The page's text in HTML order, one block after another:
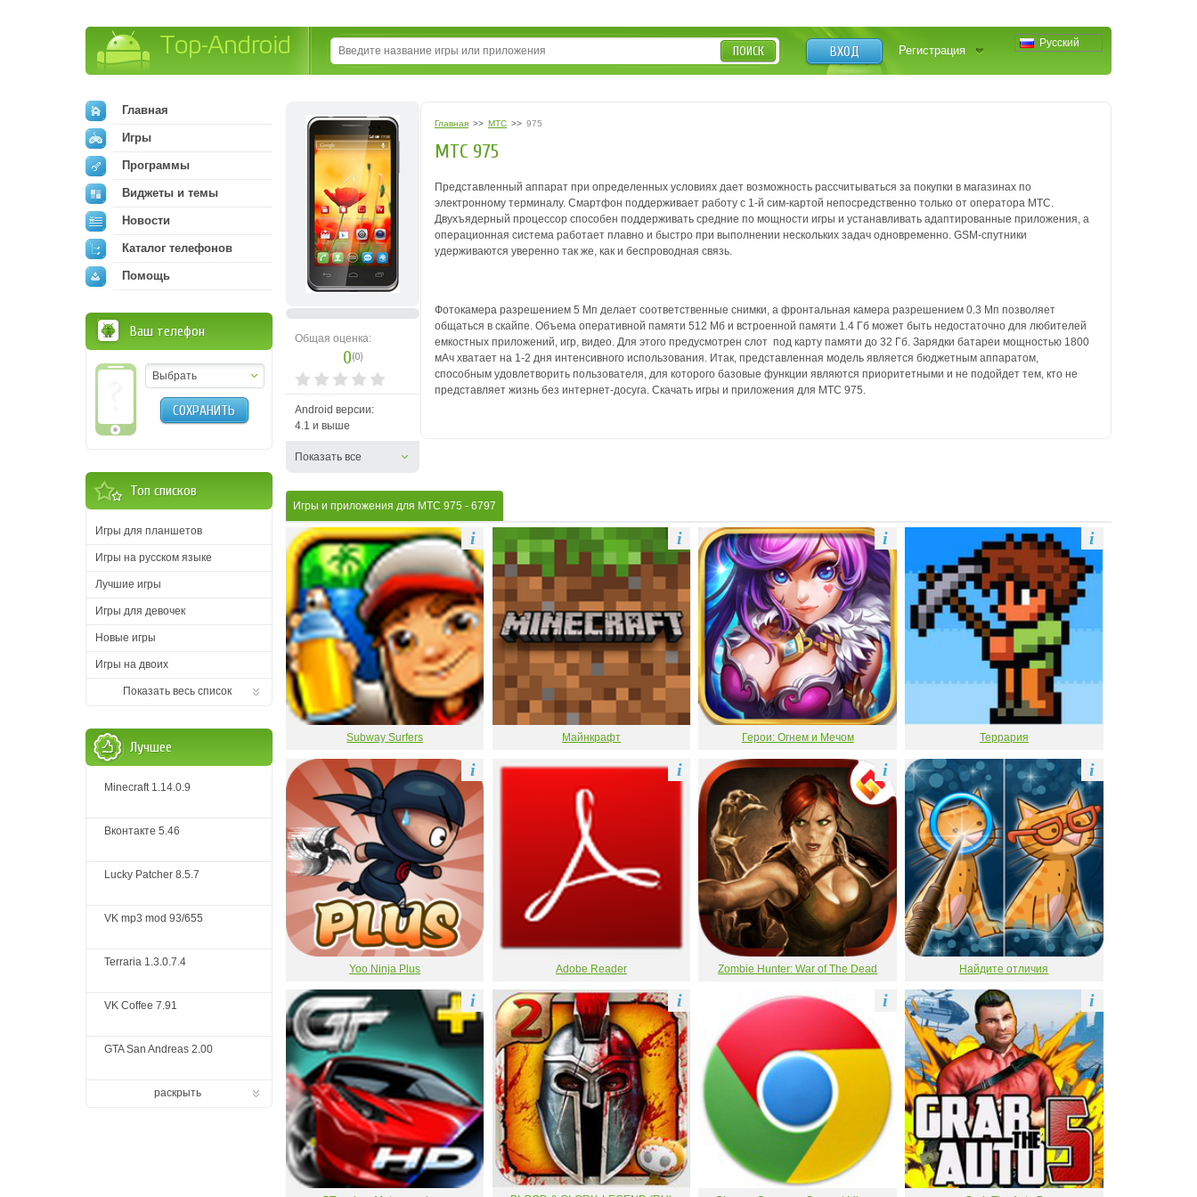
Русский
ВХОД Регистрация
ПОИСК
Общая оценка:
0(0)
Android версии:
4.1 и выше
Показать все
Главная >> MTC >> 975
MTC 975
Представленный аппарат при определенных условиях дает возможность рассчитываться за покупки в магазинах по
электронному терминалу. Смартфон поддерживает работу с 1-й сим-картой непосредственно только от оператора МТС.
Двухъядерный процессор способен поддерживать средние по мощности игры и устанавливать адаптированные приложения, а
операционная система работает плавно и быстро при выполнении нескольких задач одновременно. GSM-спутники
удерживаются уверенно так же, как и беспроводная связь.
Фотокамера разрешением 5 Мп делает соответственные снимки, а фронтальная камера разрешением 0.3 Мп позволяет
общаться в скайпе. Объема оперативной памяти 512 Мб и встроенной памяти 1.4 Гб может быть недостаточно для любителей
емкостных приложений, игр, видео. Для этого предусмотрен слот под карту памяти до 32 Гб. Зарядки батареи мощностью 1800
мАч хватает на 1-2 дня интенсивного использования. Итак, представленная модель является бюджетным аппаратом,
способным удовлетворить пользователя, для которого базовые функции являются приоритетными и не подойдет тем, кто не
представляет жизнь без интернет-досуга. Скачать игры и приложения для MTC 975.
Игры и приложения для MTC 975 - 6797
Subway Surfers
i
Майнкрафт
i
Герои: Огнем и Мечом
i
Террария
i
Yoo Ninja Plus
i
Adobe Reader
i
Zombie Hunter: War of The Dead
i
Найдите отличия
i
i i i i
Главная
Игры
Программы
Виджеты и темы
Новости
Каталог телефонов
Помощь
Ваш телефон
Выбрать
СОХРАНИТЬ
Топ списков
Игры для планшетов
Игры на русском языке
Лучшие игры
Игры для девочек
Новые игры
Игры на двоих
Показать весь список
Лучшее
Minecraft 1.14.0.9
Вконтакте 5.46
Lucky Patcher 8.5.7
VK mp3 mod 93/655
Terraria 1.3.0.7.4
VK Coffee 7.91
GTA San Andreas 2.00
раскрыть